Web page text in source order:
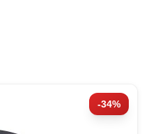
-34%